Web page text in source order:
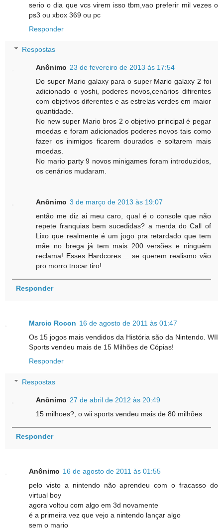
serio o dia que vcs virem isso tbm,vao preferir mil vezes o
ps3 ou xbox 369 ou pc
Responder
Respostas
Anônimo 23 de fevereiro de 2013 às 17:54
Do super Mario galaxy para o super Mario galaxy 2 foi
adicionado o yoshi, poderes novos,cenários difirentes
com objetivos diferentes e as estrelas verdes em maior
quantidade.
No new super Mario bros 2 o objetivo principal é pegar
moedas e foram adicionados poderes novos tais como
fazer os inimigos ficarem dourados e soltarem mais
moedas.
No mario party 9 novos minigames foram introduzidos,
os cenários mudaram.
Anônimo 3 de março de 2013 às 19:07
então me diz ai meu caro, qual é o console que não
repete franquias bem sucedidas? a merda do Call of
Lixo que realmente é um jogo pra retardado que tem
mãe no brega já tem mais 200 versões e ninguém
reclama! Esses Hardcores.... se querem realismo vão
pro morro trocar tiro!
Responder
Marcio Rocon 16 de agosto de 2011 às 01:47
Os 15 jogos mais vendidos da História são da Nintendo. WII
Sports vendeu mais de 15 Milhões de Cópias!
Responder
Respostas
Anônimo 27 de abril de 2012 às 20:49
15 milhoes?, o wii sports vendeu mais de 80 milhões
Responder
Anônimo 16 de agosto de 2011 às 01:55
pelo visto a nintendo não aprendeu com o fracasso do
virtual boy
agora voltou com algo em 3d novamente
é a primeira vez que vejo a nintendo lançar algo
sem o mario